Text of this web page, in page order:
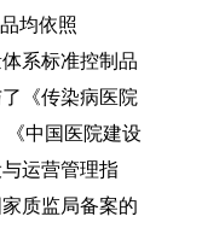
均依照
体系标准控制品
《传染病医院
《中国医院建设
运营管理指
质监局备案的